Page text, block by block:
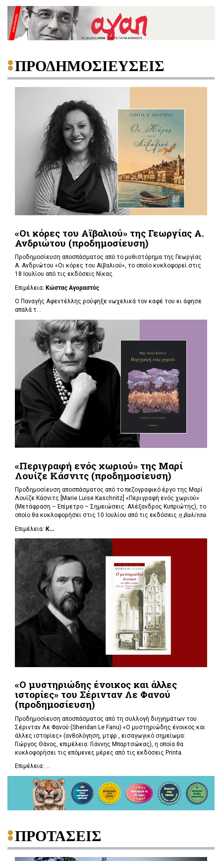
ΠΡΟΔΗΜΟΣΙΕΥΣΕΙΣ
«Οι κόρες του Αϊβαλιού» της Γεωργίας Α.
Ανδριώτου (προδημοσίευση)
Προδημοσίευση αποσπάσματος από το μυθιστόρημα της Γεωργίας
Α. Ανδριώτου «Οι κόρες του Αϊβαλιού», το οποίο κυκλοφορεί στις
18 Ιουλίου από τις εκδόσεις Νίκας.
Επιμέλεια: Κώστας Αγοραστός
Ο Παναγής Αφεντέλλης ρούφηξε νωχελικά τον καφέ του κι άφησε
απαλά τ...
«Περιγραφή ενός χωριού» της Μαρί
Λουίζε Κάσνιτς (προδημοσίευση)
Προδημοσίευση αποσπάσματος από το πεζογραφικό έργο της Μαρί
Λουίζε Κάσνιτς [Marie Luise Kaschnitz] «Περιγραφή ενός χωριού»
(Μετάφραση – Επίμετρο – Σημειώσεις: Αλέξανδρος Κυπριώτης), το
οποίο θα κυκλοφορήσει στις 10 Ιουλίου από τις εκδόσεις η βαλίτσα.
Επιμέλεια: Κ...
«Ο μυστηριώδης ένοικος και άλλες
ιστορίες» του Σέρινταν Λε Φανού
(προδημοσίευση)
Προδημοσίευση αποσπάσματος από τη συλλογή διηγημάτων του
Σέρινταν Λε Φανού (Sheridan Le Fanu) «Ο μυστηριώδης ένοικος και
άλλες ιστορίες» (ανθολόγηση, μτφρ., εισαγωγικό σημείωμα:
Γιώργος Θάνος, επιμέλεια: Γιάννης Μπαρτσώκας), η οποία θα
κυκλοφορήσει τις επόμενες μέρες από τις εκδόσεις Printa.
Επιμέλεια: ...
ΠΡΟΤΑΣΕΙΣ